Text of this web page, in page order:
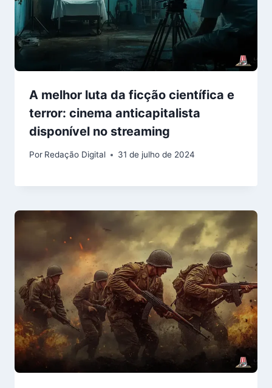
A melhor luta da ficção científica e
terror: cinema anticapitalista
disponível no streaming
Por Redação Digital 31 de julho de 2024